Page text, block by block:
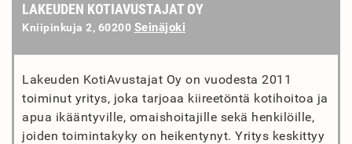
LAKEUDEN KOTIAVUSTAJAT OY
Kniipinkuja 2, 60200 Seinäjoki
Lakeuden KotiAvustajat Oy on vuodesta 2011
toiminut yritys, joka tarjoaa kiireetöntä kotihoitoa ja
apua ikääntyville, omaishoitajille sekä henkilöille,
joiden toimintakyky on heikentynyt. Yritys keskittyy